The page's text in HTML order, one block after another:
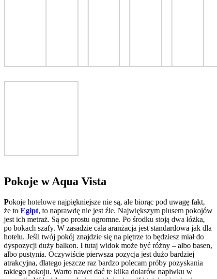
Pokoje w Aqua Vista
Pokoje hotelowe najpiękniejsze nie są, ale biorąc pod uwagę fakt,
że to Egipt, to naprawdę nie jest źle. Największym plusem pokojów
jest ich metraż. Są po prostu ogromne. Po środku stoją dwa łóżka,
po bokach szafy. W zasadzie cała aranżacja jest standardowa jak dla
hotelu. Jeśli twój pokój znajdzie się na piętrze to będziesz miał do
dyspozycji duży balkon. I tutaj widok może być różny – albo basen,
albo pustynia. Oczywiście pierwsza pozycja jest dużo bardziej
atrakcyjna, dlatego jeszcze raz bardzo polecam próby pozyskania
takiego pokoju. Warto nawet dać te kilka dolarów napiwku w